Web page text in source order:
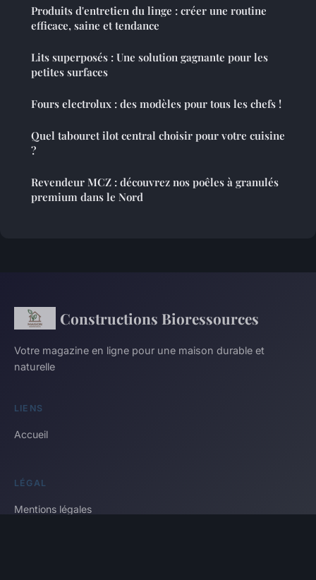
Produits d'entretien du linge : créer une routine
efficace, saine et tendance
Lits superposés : Une solution gagnante pour les
petites surfaces
Fours electrolux : des modèles pour tous les chefs !
Quel tabouret ilot central choisir pour votre cuisine
?
Revendeur MCZ : découvrez nos poêles à granulés
premium dans le Nord
Constructions Bioressources
Votre magazine en ligne pour une maison durable et
naturelle
LIENS
Accueil
LÉGAL
Mentions légales